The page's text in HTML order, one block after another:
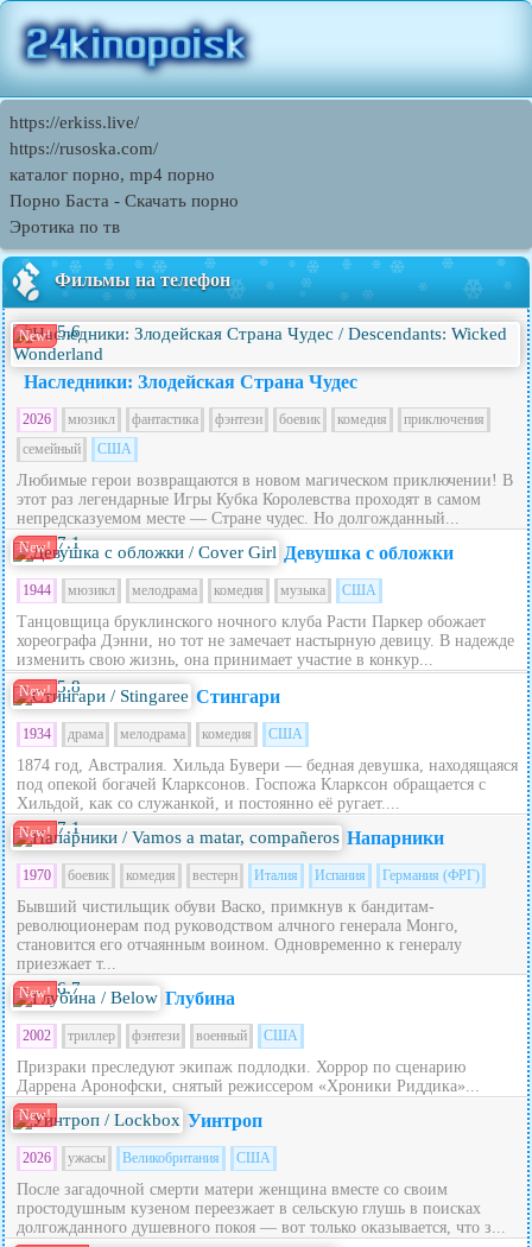
https://erkiss.live/
https://rusoska.com/
каталог порно, mp4 порно
Порно Баcта - Скачать порно
Эротика по тв
Фильмы на телефон
New! 5.6
Наследники: Злодейская Страна Чудес
2026 мюзикл фантастика фэнтези боевик комедия
приключения
семейный
США
Любимые герои возвращаются в новом магическом приключении! В
этот раз легендарные Игры Кубка Королевства проходят в самом
непредсказуемом месте — Стране чудес. Но долгожданный...
New! 7.1 Девушка с обложки
1944 мюзикл мелодрама комедия музыка США
Танцовщица бруклинского ночного клуба Расти Паркер обожает
хореографа Дэнни, но тот не замечает настырную девицу. В надежде
изменить свою жизнь, она принимает участие в конкур...
New! 5.8 Стингари
1934 драма мелодрама комедия США
1874 год, Австралия. Хильда Бувери — бедная девушка, находящаяся
под опекой богачей Кларксонов. Госпожа Кларксон обращается с
Хильдой, как со служанкой, и постоянно её ругает....
New! 7.1 Напарники
1970 боевик комедия вестерн Италия Испания Германия (ФРГ)
Бывший чистильщик обуви Васко, примкнув к бандитам-
революционерам под руководством алчного генерала Монго,
становится его отчаянным воином. Одновременно к генералу
приезжает т...
New! 6.7 Глубина
2002 триллер фэнтези военный США
Призраки преследуют экипаж подлодки. Хоррор по сценарию
Даррена Аронофски, снятый режиссером «Хроники Риддика»...
New! Уинтроп
2026 ужасы Великобритания США
После загадочной смерти матери женщина вместе со своим
простодушным кузеном переезжает в сельскую глушь в поисках
долгожданного душевного покоя — вот только оказывается, что з...